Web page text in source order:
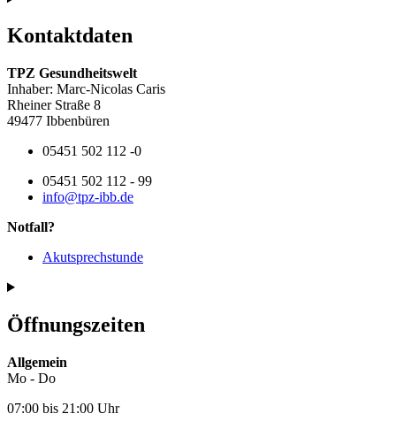
Kontaktdaten
TPZ Gesundheitswelt
Inhaber: Marc-Nicolas Caris
Rheiner Straße 8
49477 Ibbenbüren
05451 502 112 -0
05451 502 112 - 99
info@tpz-ibb.de
Notfall?
Akutsprechstunde
Öffnungszeiten
Allgemein
Mo - Do
07:00 bis 21:00 Uhr